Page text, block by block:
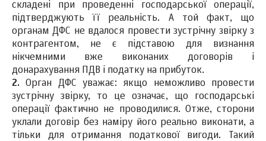
складені при проведенні господарської операції,
підтверджують її реальність. А той факт, що
органам ДФС не вдалося провести зустрічну звірку з
контрагентом, не є підставою для визнання
нікчемними вже виконаних договорів і
донарахування ПДВ і податку на прибуток.
2.Орган ДФС уважає: якщо неможливо провести
зустрічну звірку, то це означає, що господарські
операції фактично не проводилися. Отже, сторони
уклали договір без наміру його реально виконати, а
тільки для отримання податкової вигоди. Такий